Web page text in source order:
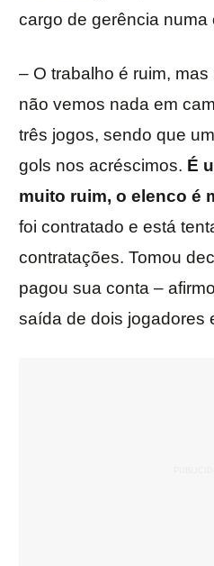
cargo de gerência numa
– O trabalho é ruim,
não vemos nada em
três jogos, sendo que
gols nos acréscimos. É
muito ruim, o elenco é
foi contratado e está
contratações. Tomou
pagou sua conta –
saída de dois jogadores